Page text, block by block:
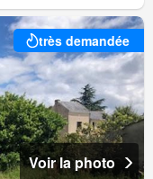
très demandée
Voir la photo